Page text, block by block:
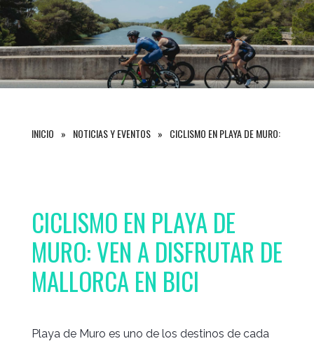
INICIO NOTICIAS Y EVENTOS CICLISMO EN PLAYA DE MURO: VEN A
CICLISMO EN PLAYA DE
MURO: VEN A DISFRUTAR DE
MALLORCA EN BICI
Playa de Muro es uno de los destinos de cada